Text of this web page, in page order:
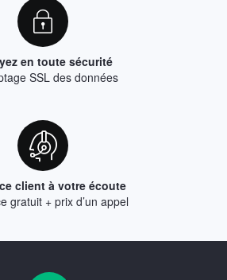
en toute sécurité
SSL des données
client à votre écoute
gratuit + prix d’un appel